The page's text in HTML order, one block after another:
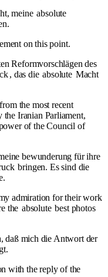
meine absolute
on this point.
Reformvorschlägen des
, das die absolute Macht
the most recent
Iranian Parliament,
of the Council of
bewunderung für ihre
bringen. Es sind die
admiration for their work
the absolute best photos
daß mich die Antwort der
with the reply of the